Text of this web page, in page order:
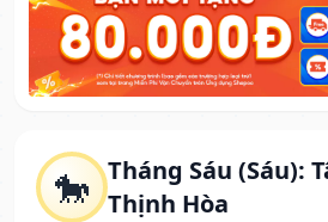
🐎 Tháng Sáu (Sáu):
Thịnh Hòa